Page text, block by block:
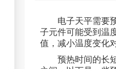
电子天平需要
子元件可能受到温
值，减小温度变化
预热时间的长